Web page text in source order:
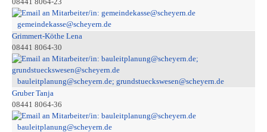
gemeindekasse@scheyern.de
Grimmert-Köthe Lena
08441 8064-30
bauleitplanung@scheyern.de; grundstueckswesen@scheyern.de
Gruber Tanja
08441 8064-36
bauleitplanung@scheyern.de